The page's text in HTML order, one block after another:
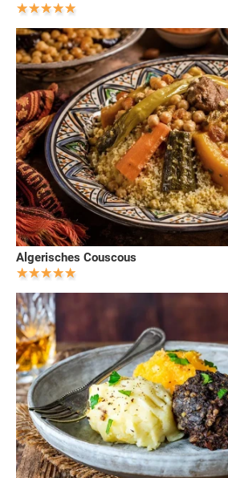
Algerisches Couscous